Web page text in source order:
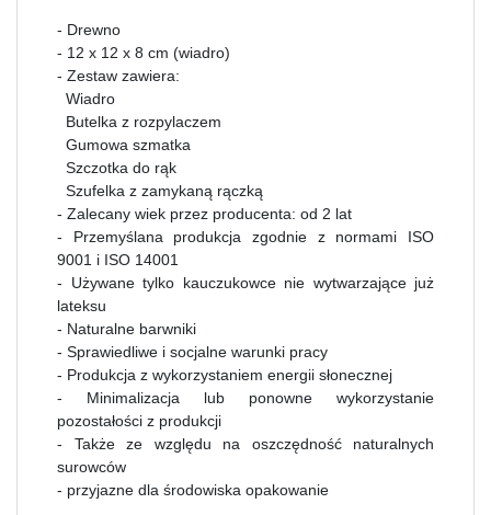
- Drewno
- 12 x 12 x 8 cm (wiadro)
- Zestaw zawiera:
Wiadro
Butelka z rozpylaczem
Gumowa szmatka
Szczotka do rąk
Szufelka z zamykaną rączką
- Zalecany wiek przez producenta: od 2 lat
- Przemyślana produkcja zgodnie z normami ISO
9001 i ISO 14001
- Używane tylko kauczukowce nie wytwarzające już
lateksu
- Naturalne barwniki
- Sprawiedliwe i socjalne warunki pracy
- Produkcja z wykorzystaniem energii słonecznej
- Minimalizacja lub ponowne wykorzystanie
pozostałości z produkcji
- Także ze względu na oszczędność naturalnych
surowców
- przyjazne dla środowiska opakowanie